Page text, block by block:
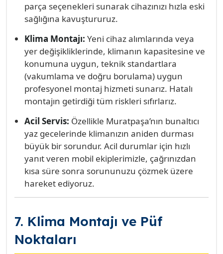
parça seçenekleri sunarak cihazınızı hızla eski
sağlığına kavuştururuz.
Klima Montajı: Yeni cihaz alımlarında veya
yer değişikliklerinde, klimanın kapasitesine ve
konumuna uygun, teknik standartlara
(vakumlama ve doğru borulama) uygun
profesyonel montaj hizmeti sunarız. Hatalı
montajın getirdiği tüm riskleri sıfırlarız.
Acil Servis: Özellikle Muratpaşa’nın bunaltıcı
yaz gecelerinde klimanızın aniden durması
büyük bir sorundur. Acil durumlar için hızlı
yanıt veren mobil ekiplerimizle, çağrınızdan
kısa süre sonra sorununuzu çözmek üzere
hareket ediyoruz.
7. Klima Montajı ve Püf
Noktaları